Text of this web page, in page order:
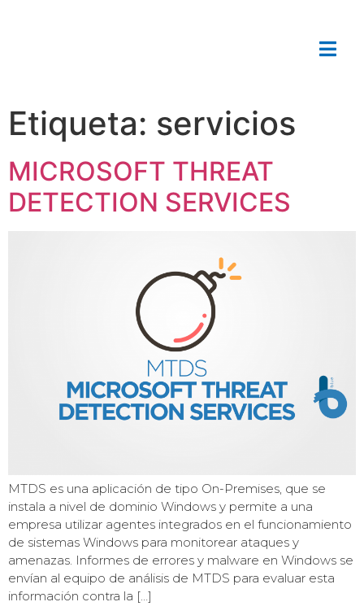
Etiqueta: servicios
MICROSOFT THREAT
DETECTION SERVICES
MTDS es una aplicación de tipo On-Premises, que se
instala a nivel de dominio Windows y permite a una
empresa utilizar agentes integrados en el funcionamiento
de sistemas Windows para monitorear ataques y
amenazas. Informes de errores y malware en Windows se
envían al equipo de análisis de MTDS para evaluar esta
información contra la […]